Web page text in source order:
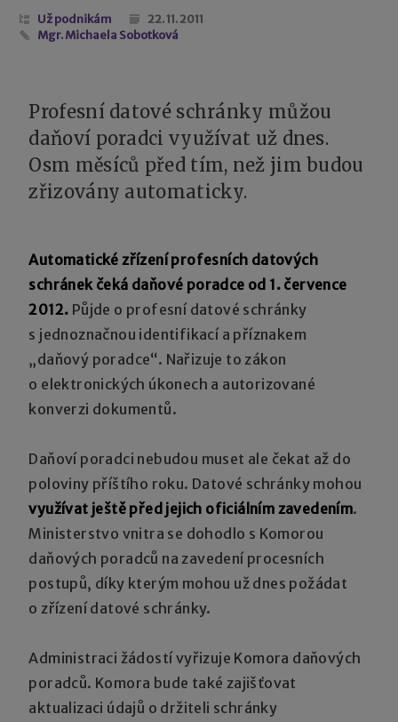
Už podnikám
22. 11. 2011
Mgr. Michaela Sobotková
Profesní datové schránky můžou
daňoví poradci využívat už dnes.
Osm měsíců před tím, než jim budou
zřizovány automaticky.
Automatické zřízení profesních datových
schránek čeká daňové poradce od 1. července
2012. Půjde o profesní datové schránky
s jednoznačnou identifikací a příznakem
„daňový poradce“. Nařizuje to zákon
o elektronických úkonech a autorizované
konverzi dokumentů.
Daňoví poradci nebudou muset ale čekat až do
poloviny příštího roku. Datové schránky mohou
využívat ještě před jejich oficiálním zavedením.
Ministerstvo vnitra se dohodlo s Komorou
daňových poradců na zavedení procesních
postupů, díky kterým mohou už dnes požádat
o zřízení datové schránky.
Administraci žádostí vyřizuje Komora daňových
poradců. Komora bude také zajišťovat
aktualizaci údajů o držiteli schránky